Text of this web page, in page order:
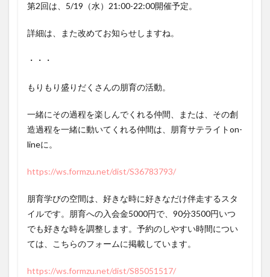
第2回は、5/19（水）21:00-22:00開催予定。
詳細は、また改めてお知らせしますね。
・・・
もりもり盛りだくさんの朋育の活動。
一緒にその過程を楽しんでくれる仲間、または、その創
造過程を一緒に動いてくれる仲間は、朋育サテライトon-
lineに。
https://ws.formzu.net/dist/S36783793/
朋育学びの空間は、好きな時に好きなだけ伴走するスタ
イルです。朋育への入会金5000円で、90分3500円いつ
でも好きな時を調整します。予約のしやすい時間につい
ては、こちらのフォームに掲載しています。
https://ws.formzu.net/dist/S85051517/